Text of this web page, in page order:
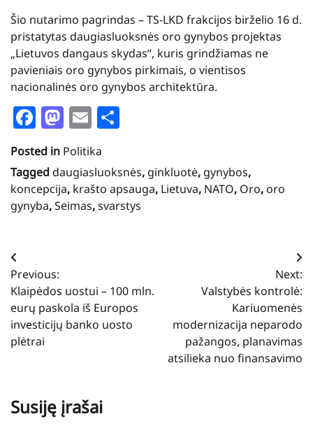
Šio nutarimo pagrindas – TS-LKD frakcijos birželio 16 d.
pristatytas daugiasluoksnės oro gynybos projektas
„Lietuvos dangaus skydas“, kuris grindžiamas ne
pavieniais oro gynybos pirkimais, o vientisos
nacionalinės oro gynybos architektūra.
Facebook
Mastodon
Email
Posted in Politika
Taggeddaugiasluoksnės, ginkluotė, gynybos,
koncepcija, krašto apsauga, Lietuva, NATO, Oro, oro
gynyba,Seimas,svarstys
Navigacija
tarp
įrašų
Previous:
Klaipėdos uostui – 100 mln.
eurų paskola iš Europos
investicijų banko uosto
plėtrai
Next:
Valstybės kontrolė:
Kariuomenės
modernizacija neparodo
pažangos, planavimas
atsilieka nuo finansavimo
Susiję įrašai